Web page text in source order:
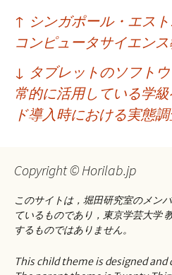
投
稿
ナ
ビ
ゲ
シ
ョ
ン
↑ シンガポール・エス
コンピュータサイエン
↓ タブレットのソフト
常的に活用している学
ド導入時における実態
Copyright © Horilab.jp
このサイトは，堀田研究室のメン
ているものであり，東京学芸大学
するものではありません。
This child theme is designed and